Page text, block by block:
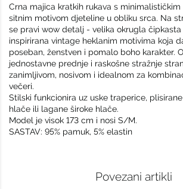
Crna majica kratkih rukava s
sitnim motivom djeteline u obliku srca. Na
se pravi wow detalj - velika okrugla čipkasta
inspirirana vintage heklanim motivima koja
poseban, ženstven i pomalo boho karakter.
jednostavne prednje i raskošne stražnje
zanimljivom, nosivom i idealnom za
večeri.
Stilski funkcionira uz uske traperice,
hlače ili lagane široke hlače.
Model je visok 173 cm i nosi S/M.
SASTAV: 95% pamuk, 5% elastin
Povezani artikli